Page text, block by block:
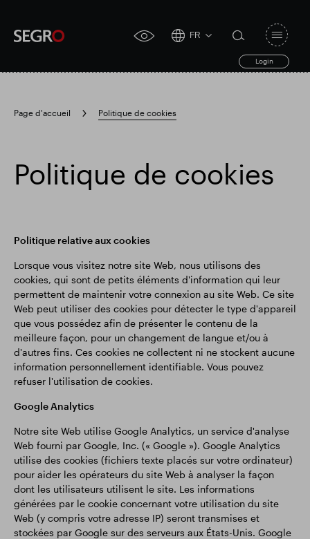
accessibility
FR
Login
search
form
search
Recherche populaire
Domaine commercial de Slough
Résultats financiers
Parc intelligent
toggle
Page d'accueil Politique de cookies
Politique de cookies
Politique relative aux cookies
Lorsque vous visitez notre site Web, nous utilisons des
cookies, qui sont de petits éléments d'information qui leur
permettent de maintenir votre connexion au site Web. Ce site
Web peut utiliser des cookies pour détecter le type d'appareil
que vous possédez afin de présenter le contenu de la
meilleure façon, pour un changement de langue et/ou à
d'autres fins. Ces cookies ne collectent ni ne stockent aucune
information personnellement identifiable. Vous pouvez
refuser l'utilisation de cookies.
Google Analytics
Notre site Web utilise Google Analytics, un service d'analyse
Web fourni par Google, Inc. (« Google »). Google Analytics
utilise des cookies (fichiers texte placés sur votre ordinateur)
pour aider les opérateurs du site Web à analyser la façon
dont les utilisateurs utilisent le site. Les informations
générées par le cookie concernant votre utilisation du site
Web (y compris votre adresse IP) seront transmises et
stockées par Google sur des serveurs aux États-Unis. Google